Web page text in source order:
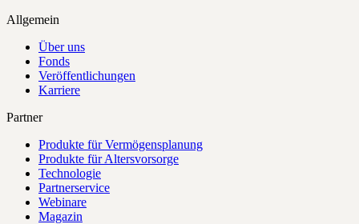
Allgemein
Über uns
Fonds
Veröffentlichungen
Karriere
Partner
Produkte für Vermögensplanung
Produkte für Altersvorsorge
Technologie
Partnerservice
Webinare
Magazin